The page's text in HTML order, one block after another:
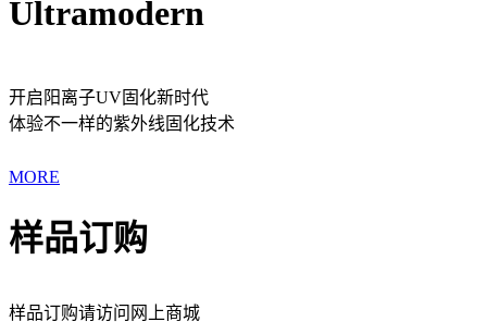
Ultramodern
开启阳离子UV固化新时代
体验不一样的紫外线固化技术
MORE
样品订购
样品订购请访问网上商城